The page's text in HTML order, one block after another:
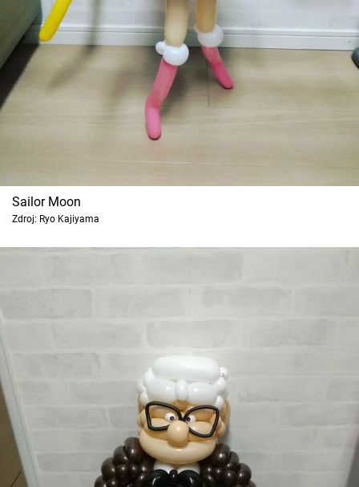
Cool Esport
Pořady
TV Program
Přihlášení
Sailor Moon
Zdroj: Ryo Kajiyama